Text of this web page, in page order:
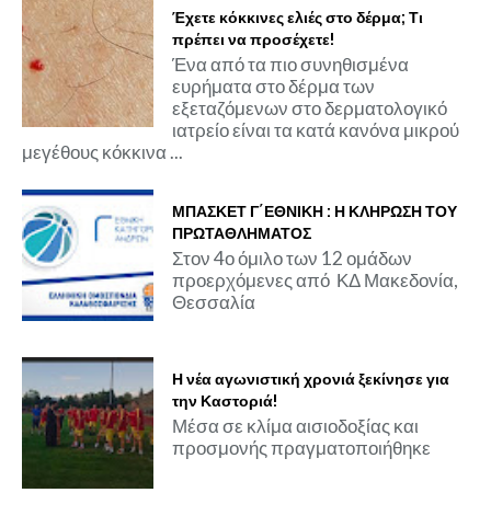
Έχετε κόκκινες ελιές στο δέρμα; Τι
πρέπει να προσέχετε!
Ένα από τα πιο συνηθισμένα
ευρήματα στο δέρμα των
εξεταζόμενων στο δερματολογικό
ιατρείο είναι τα κατά κανόνα μικρού
μεγέθους κόκκινα ...
ΜΠΑΣΚΕΤ Γ΄ΕΘΝΙΚΗ : Η ΚΛΗΡΩΣΗ ΤΟΥ
ΠΡΩΤΑΘΛΗΜΑΤΟΣ
Στον 4ο όμιλο των 12 ομάδων
προερχόμενες από ΚΔ Μακεδονία,
Θεσσαλία
Η νέα αγωνιστική χρονιά ξεκίνησε για
την Καστοριά!
Μέσα σε κλίμα αισιοδοξίας και
προσμονής πραγματοποιήθηκε